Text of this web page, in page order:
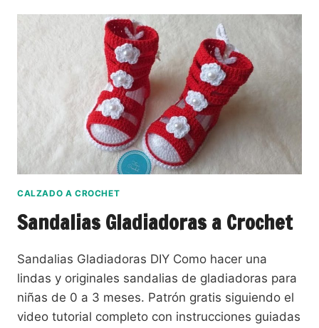
CALZADO A CROCHET
Sandalias Gladiadoras a Crochet
Sandalias Gladiadoras DIY Como hacer una
lindas y originales sandalias de gladiadoras para
niñas de 0 a 3 meses. Patrón gratis siguiendo el
video tutorial completo con instrucciones guiadas